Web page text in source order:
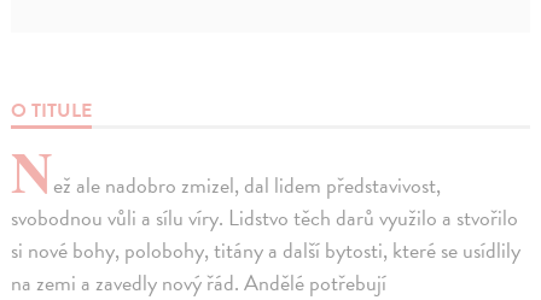
O TITULE
Než ale nadobro zmizel, dal lidem představivost,
svobodnou vůli a sílu víry. Lidstvo těch darů využilo a stvořilo
si nové bohy, polobohy, titány a další bytosti, které se usídlily
na zemi a zavedly nový řád. Andělé potřebují